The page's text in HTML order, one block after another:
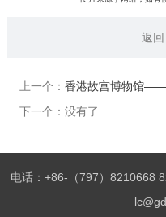
返回
上一个： 香港故宫博物馆
下一个：没有了
电话：+86-（797）8210668